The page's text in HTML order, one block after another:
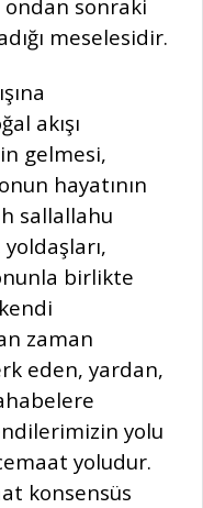
sonraki
meselesidir.
akışı
gelmesi,
hayatının
sallallahu
birlikte
zaman
eden, yardan,
yolu
yoludur.
konsensüs